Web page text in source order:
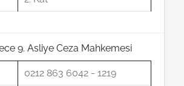
9. Asliye Ceza Mahkemesi
0212 863 6042 - 1219